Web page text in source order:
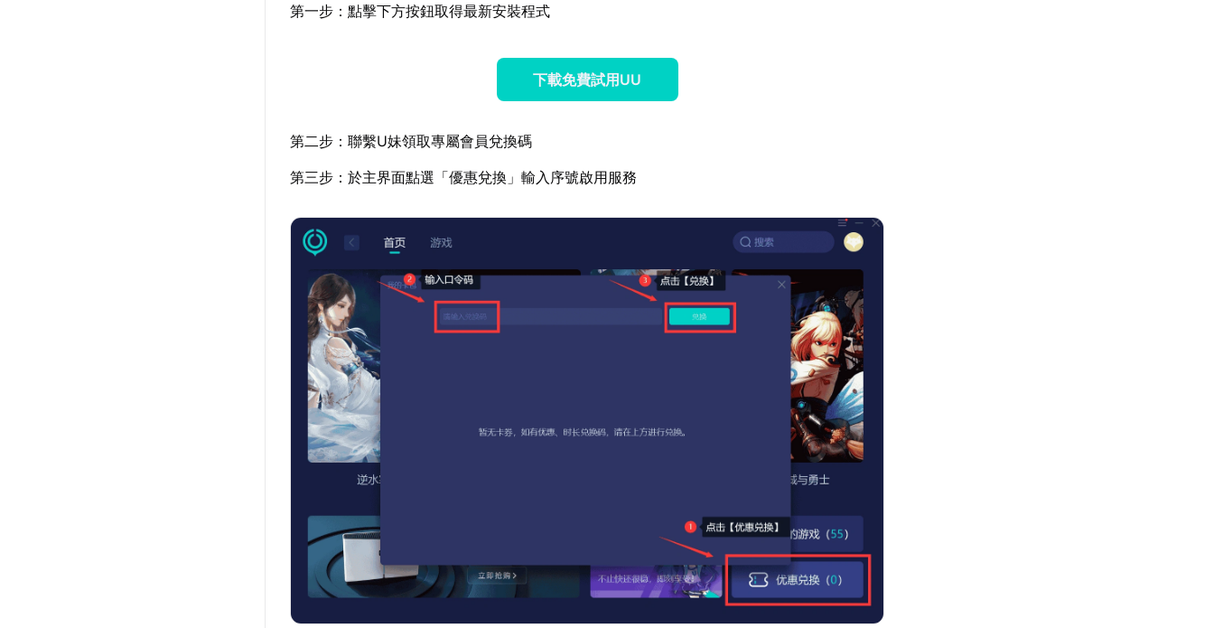
第一步：點擊下方按鈕取得最新安裝程式
下載免費試用UU
第二步：聯繫U妹領取專屬會員兌換碼
第三步：於主界面點選「優惠兌換」輸入序號啟用服務